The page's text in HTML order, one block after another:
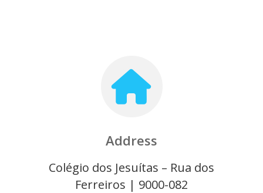
Address
Colégio dos Jesuítas – Rua dos
Ferreiros | 9000-082